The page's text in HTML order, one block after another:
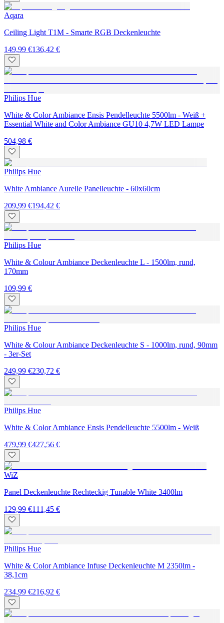
Aqara
Ceiling Light T1M - Smarte RGB Deckenleuchte
149,99 €136,42 €
Philips Hue
White & Color Ambiance Ensis Pendelleuchte 5500lm - Weiß +
Essential White and Color Ambiance GU10 4,7W LED Lampe
504,98 €
Philips Hue
White Ambiance Aurelle Panelleuchte - 60x60cm
209,99 €194,42 €
Philips Hue
White & Colour Ambiance Deckenleuchte L - 1500lm, rund,
170mm
109,99 €
Philips Hue
White & Colour Ambiance Deckenleuchte S - 1000lm, rund, 90mm
- 3er-Set
249,99 €230,72 €
Philips Hue
White & Color Ambiance Ensis Pendelleuchte 5500lm - Weiß
479,99 €427,56 €
WiZ
Panel Deckenleuchte Rechteckig Tunable White 3400lm
129,99 €111,45 €
Philips Hue
White & Color Ambiance Infuse Deckenleuchte M 2350lm -
38,1cm
234,99 €216,92 €